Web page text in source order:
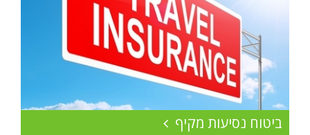
ביטוח נסיעות מקיף